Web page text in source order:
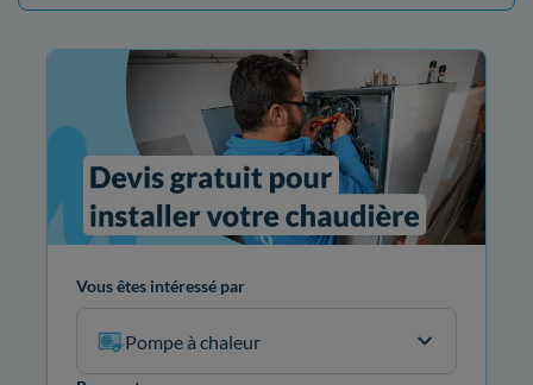
Vous êtes intéressé par
Pompe à chaleur